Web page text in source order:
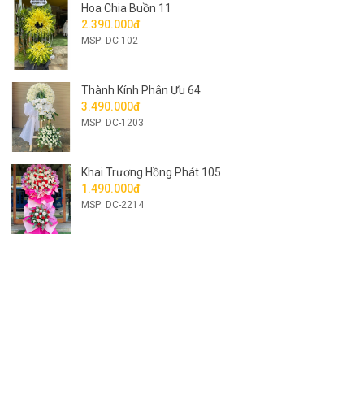
Hoa Chia Buồn 11
2.390.000đ
MSP: DC-102
Thành Kính Phân Ưu 64
3.490.000đ
MSP: DC-1203
Khai Trương Hồng Phát 105
1.490.000đ
MSP: DC-2214